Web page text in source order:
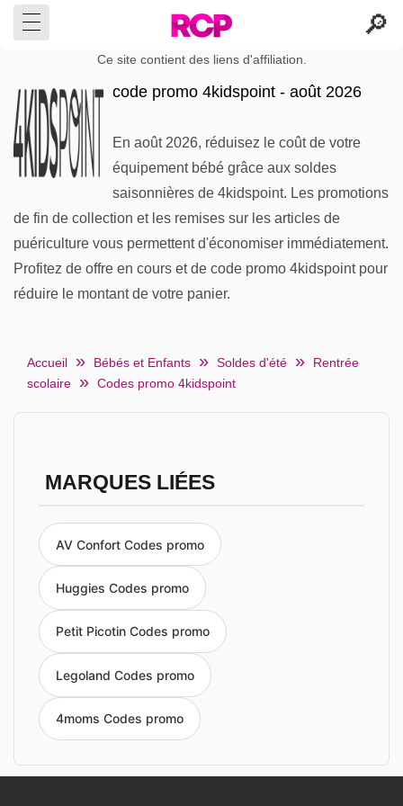
Ce site contient des liens d'affiliation.
code promo 4kidspoint - août 2026
En août 2026, réduisez le coût de votre
équipement bébé grâce aux soldes
saisonnières de 4kidspoint. Les promotions
de fin de collection et les remises sur les articles de
puériculture vous permettent d'économiser immédiatement.
Profitez de offre en cours et de code promo 4kidspoint pour
réduire le montant de votre panier.
Accueil Bébés et Enfants Soldes d'été
Rentrée
scolaire
Codes promo 4kidspoint
MARQUES LIÉES
AV Confort Codes promo
Huggies Codes promo
Petit Picotin Codes promo
Legoland Codes promo
4moms Codes promo